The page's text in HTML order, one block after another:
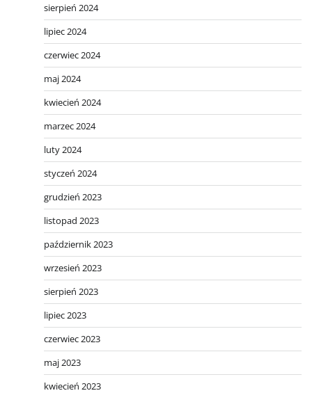
sierpień 2024
lipiec 2024
czerwiec 2024
maj 2024
kwiecień 2024
marzec 2024
luty 2024
styczeń 2024
grudzień 2023
listopad 2023
październik 2023
wrzesień 2023
sierpień 2023
lipiec 2023
czerwiec 2023
maj 2023
kwiecień 2023